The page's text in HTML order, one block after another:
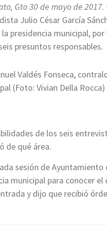
Gto 30 de mayo de 2017.
Julio César García
presidencia municipal,
presuntos responsables.
Valdés Fonseca,
(Foto: Vivian Della Rocca)
de los seis
de qué área.
sesión de
municipal para conocer
y dijo que recibió